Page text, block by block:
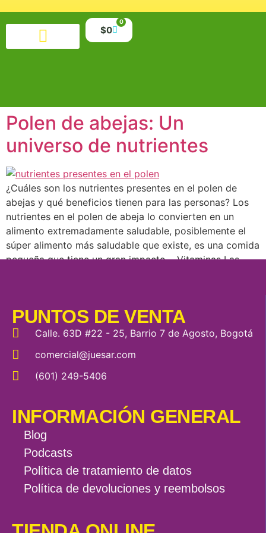
$0
0
Polen de abejas: Un
universo de nutrientes
¿Cuáles son los nutrientes presentes en el polen de
abejas y qué beneficios tienen para las personas? Los
nutrientes en el polen de abeja lo convierten en un
alimento extremadamente saludable, posiblemente el
súper alimento más saludable que existe, es una comida
pequeña que tiene un gran impacto. Vitaminas Las
PUNTOS DE VENTA
Calle. 63D #22 - 25, Barrio 7 de Agosto, Bogotá
comercial@juesar.com
(601) 249-5406
INFORMACIÓN GENERAL
Blog
Podcasts
Política de tratamiento de datos
Política de devoluciones y reembolsos